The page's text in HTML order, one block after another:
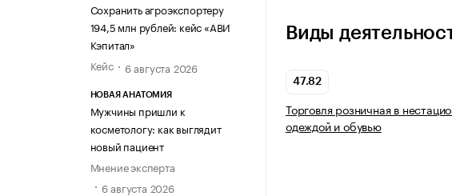
Сохранить агроэкспортеру
194,5 млн рублей: кейс «АВИ
Кэпитал»
Кейс
6 августа 2026
НОВАЯ АНАТОМИЯ
Мужчины пришли к
косметологу: как выглядит
новый пациент
Мнение эксперта
6 августа 2026
Виды
47.82
Торговля розничная в
одеждой и обувью